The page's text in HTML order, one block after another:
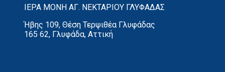
ΙΕΡΑ ΜΟΝΗ ΑΓ. ΝΕΚΤΑΡΙΟΥ ΓΛΥΦΑΔΑΣ
Ήβης 109, Θέση Τερψιθέα Γλυφάδας
165 62, Γλυφάδα, Αττική